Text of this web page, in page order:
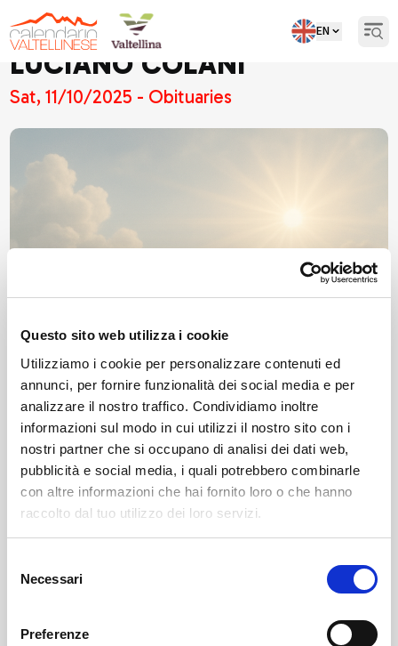
Questo sito web utilizza i cookie
Utilizziamo i cookie per personalizzare contenuti ed
annunci, per fornire funzionalità dei social media e per
analizzare il nostro traffico. Condividiamo inoltre
informazioni sul modo in cui utilizzi il nostro sito con i
nostri partner che si occupano di analisi dei dati web,
pubblicità e social media, i quali potrebbero combinarle
con altre informazioni che hai fornito loro o che hanno
raccolto dal tuo utilizzo dei loro servizi.
delNecessari
Preferenze
EN
LUCIANO COLANI
Sat, 11/10/2025 - Obituaries
Sondrio Obituaries